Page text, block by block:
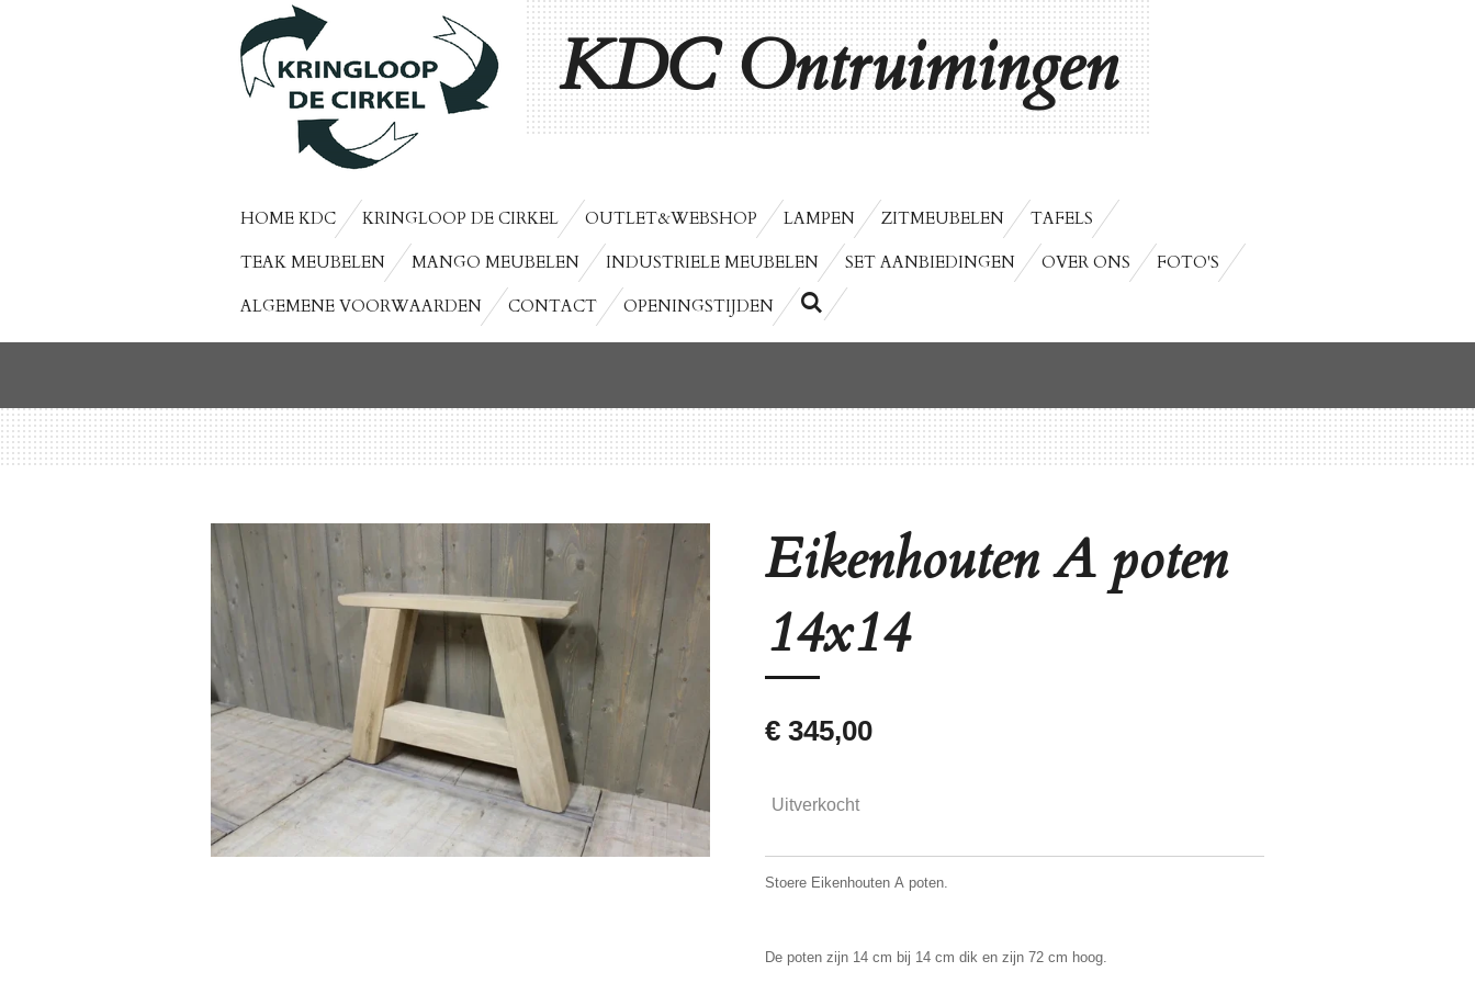
KDC Ontruimingen
HOME KDC KRINGLOOP DE CIRKEL OUTLET&WEBSHOP LAMPEN ZITMEUBELEN
TAFELS
TEAK MEUBELEN
MANGO MEUBELEN INDUSTRIELE MEUBELEN SET AANBIEDINGEN OVER ONS
FOTO'S
ALGEMENE VOORWAARDEN
CONTACT OPENINGSTIJDEN
Eikenhouten A poten
14x14
€ 345,00
Uitverkocht
Stoere Eikenhouten A poten.
De poten zijn 14 cm bij 14 cm dik en zijn 72 cm hoog.